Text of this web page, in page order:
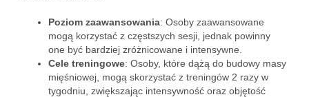
Poziom zaawansowania: Osoby zaawansowane
mogą korzystać z częstszych sesji, jednak powinny
one być bardziej zróżnicowane i intensywne.
Cele treningowe: Osoby, które dążą do budowy masy
mięśniowej, mogą skorzystać z treningów 2 razy w
tygodniu, zwiększając intensywność oraz objętość